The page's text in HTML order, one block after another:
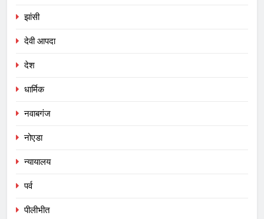
झांसी
देवी आपदा
देश
धार्मिक
नवाबगंज
नोएडा
न्यायालय
पर्व
पीलीभीत